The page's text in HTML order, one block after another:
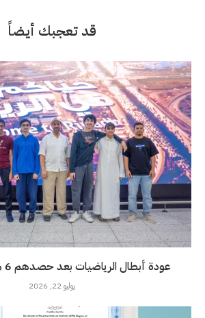
قد تعجبك أيضاً
عودة أبطال الرياضيات بعد حصدهم 6 ميداليات عالمية
يوليو 22, 2026